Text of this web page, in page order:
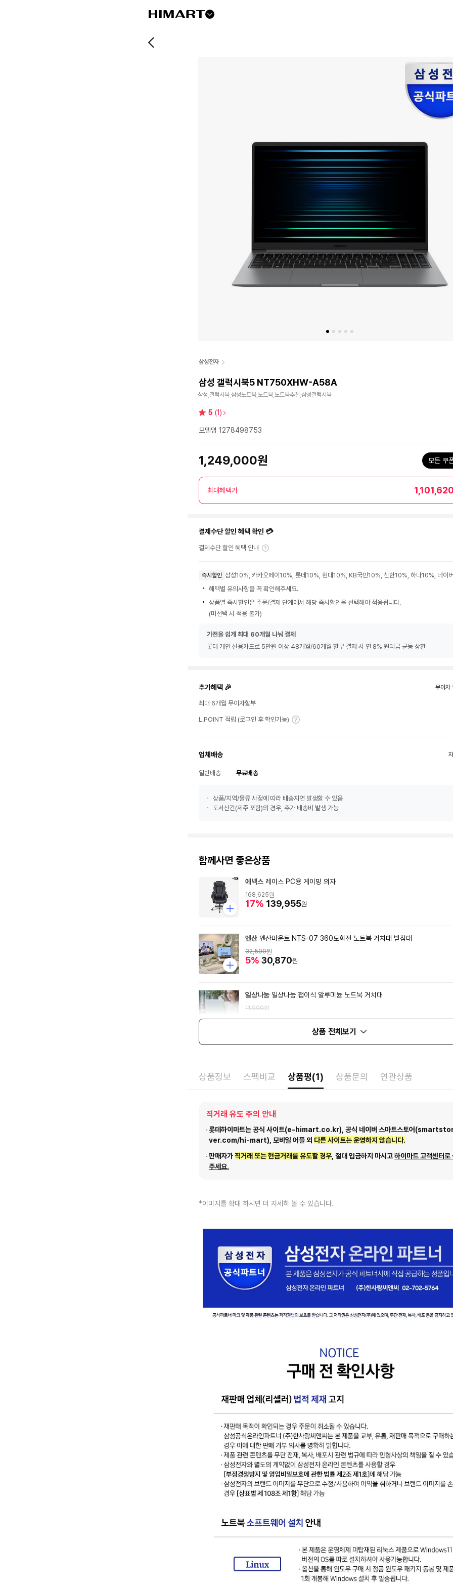
삼성전자
삼성 갤럭시북5 NT750XHW-A58A
삼성,갤럭시북,삼성노트북,노트북,노트북추천,삼성갤럭시북
별 5 (1)
모델명 1278498753
1,249,000원 모든 쿠
최대혜택가
결제수단 할인 혜택 확인 💳
결제수단 할인 혜택 안내
즉시할인 삼성10%, 카카오페이10%, 롯데10%, 현대10%, KB국민10%, 신한10%, 하나10%, 네이
혜택별 유의사항을 꼭 확인해주세요.
상품별 즉시할인은 주문/결제 단계에서 해당 즉시할인을 선택해야 적용됩니다.
(미선택 시 적용 불가)
가전을 쉽게 최대 60개월 나눠 결제
롯데 개인 신용카드로 5만원 이상 48개월/60개월 할부 결제 시 연 8% 원리금 균등 상환
추가혜택 🎉 무이자
최대 6개월 무이자할부
L.POINT 적립 (로그인 후 확인가능)
업체배송
일반배송 무료배송
상품/지역/물류 사정에 따라 배송지연 발생할 수 있음
도서산간(제주 포함)의 경우, 추가 배송비 발생 가능
함께사면 좋은상품
에넥스 레이스 PC용 게이밍 의자
168,625원
17% 139,955원
엔산 엔산마운트 NTS-07 360도회전 노트북 거치대 받침대
32,500원
5% 30,870원
일상나눔 일상나눔 접이식 알루미늄 노트북 거치대
11,900원
5%11,300원
상품 전체보기
상품정보 스펙비교 상품평(1) 상품문의 연관상품
직거래 유도 주의 안내
롯데하이마트는 공식 사이트(e-himart.co.kr), 공식 네이버 스마트스토어
ver.com/hi-mart), 모바일 어플 외 다른 사이트는 운영하지 않습니다.
판매자가직거래 또는 현금거래를 유도할 경우 , 절대 입금하지 마시고하이마트 고객센터로
주세요.
*이미지를 확대 하시면 더 자세히 볼 수 있습니다.